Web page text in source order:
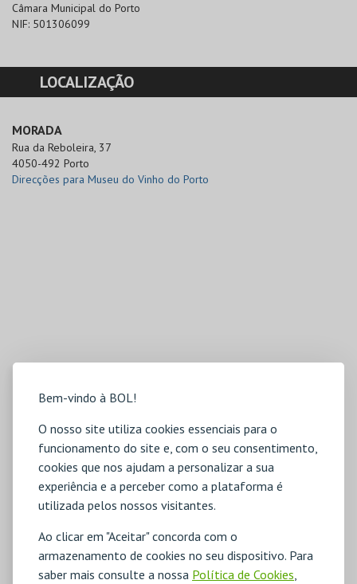
Bem-vindo à BOL!
O nosso site utiliza cookies essenciais para o
funcionamento do site e, com o seu consentimento,
cookies que nos ajudam a personalizar a sua
experiência e a perceber como a plataforma é
utilizada pelos nossos visitantes.
Ao clicar em "Aceitar" concorda com o
armazenamento de cookies no seu dispositivo. Para
saber mais consulte a nossa Política de Cookies
Câmara Municipal do Porto
NIF: 501306099
LOCALIZAÇÃO
MORADA
Rua da Reboleira, 37
4050-492 Porto
Direcções para Museu do Vinho do Porto